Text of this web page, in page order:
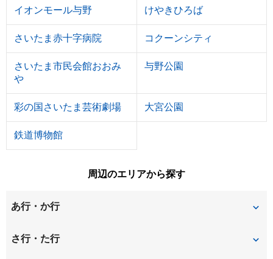
イオンモール与野 けやきひろば
さいたま赤十字病院 コクーンシティ
さいたま市民会館おおみ
や
与野公園
彩の国さいたま芸術劇場 大宮公園
鉄道博物館
周辺のエリアから探す
あ行・か行
東町
さ行・た行